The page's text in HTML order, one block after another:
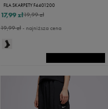
FILA SKARPETY F4401200
19,99 zł
17,99 zł
19,99 zł- najniższa cena